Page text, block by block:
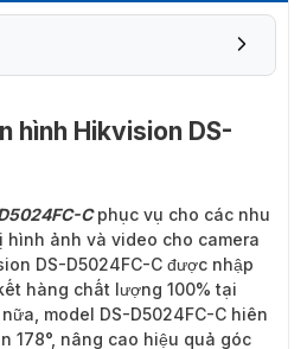
hình Hikvision DS-
Cphục vụ cho các nhu
ảnh và video cho camera
DS-D5024FC-C được nhập
hàng chất lượng 100% tại
model DS-D5024FC-C hiên
178°, nâng cao hiệu quả góc